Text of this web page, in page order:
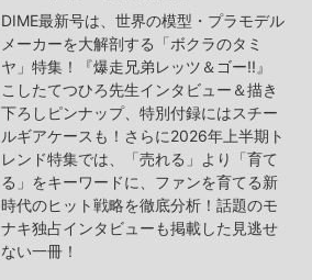
DIME最新号は、世界の模型・プラモデル
メーカーを大解剖する「ボクラのタミ
ヤ」特集！『爆走兄弟レッツ＆ゴー!!』
こしたてつひろ先生インタビュー＆描き
下ろしピンナップ、特別付録にはスチー
ルギアケースも！さらに2026年上半期ト
レンド特集では、「売れる」より「育て
る」をキーワードに、ファンを育てる新
時代のヒット戦略を徹底分析！話題のモ
ナキ独占インタビューも掲載した見逃せ
ない一冊！